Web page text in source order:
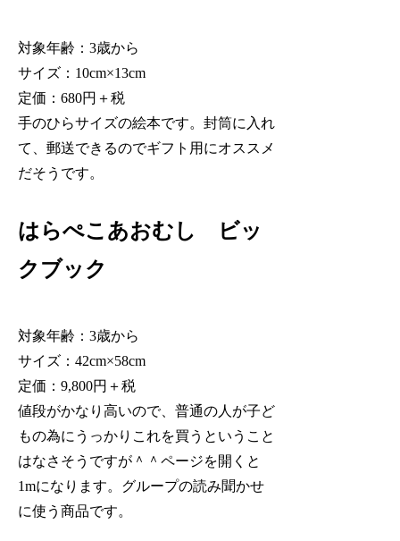
対象年齢：3歳から
サイズ：10cm×13cm
定価：680円＋税
手のひらサイズの絵本です。封筒に入れ
て、郵送できるのでギフト用にオススメ
だそうです。
はらぺこあおむし ビッ
クブック
対象年齢：3歳から
サイズ：42cm×58cm
定価：9,800円＋税
値段がかなり高いので、普通の人が子ど
もの為にうっかりこれを買うということ
はなさそうですが＾＾ページを開くと
1mになります。グループの読み聞かせ
に使う商品です。